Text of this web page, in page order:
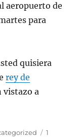
aeropuerto de
para
quisiera
rey de
vistazo a
Etiquetas
1